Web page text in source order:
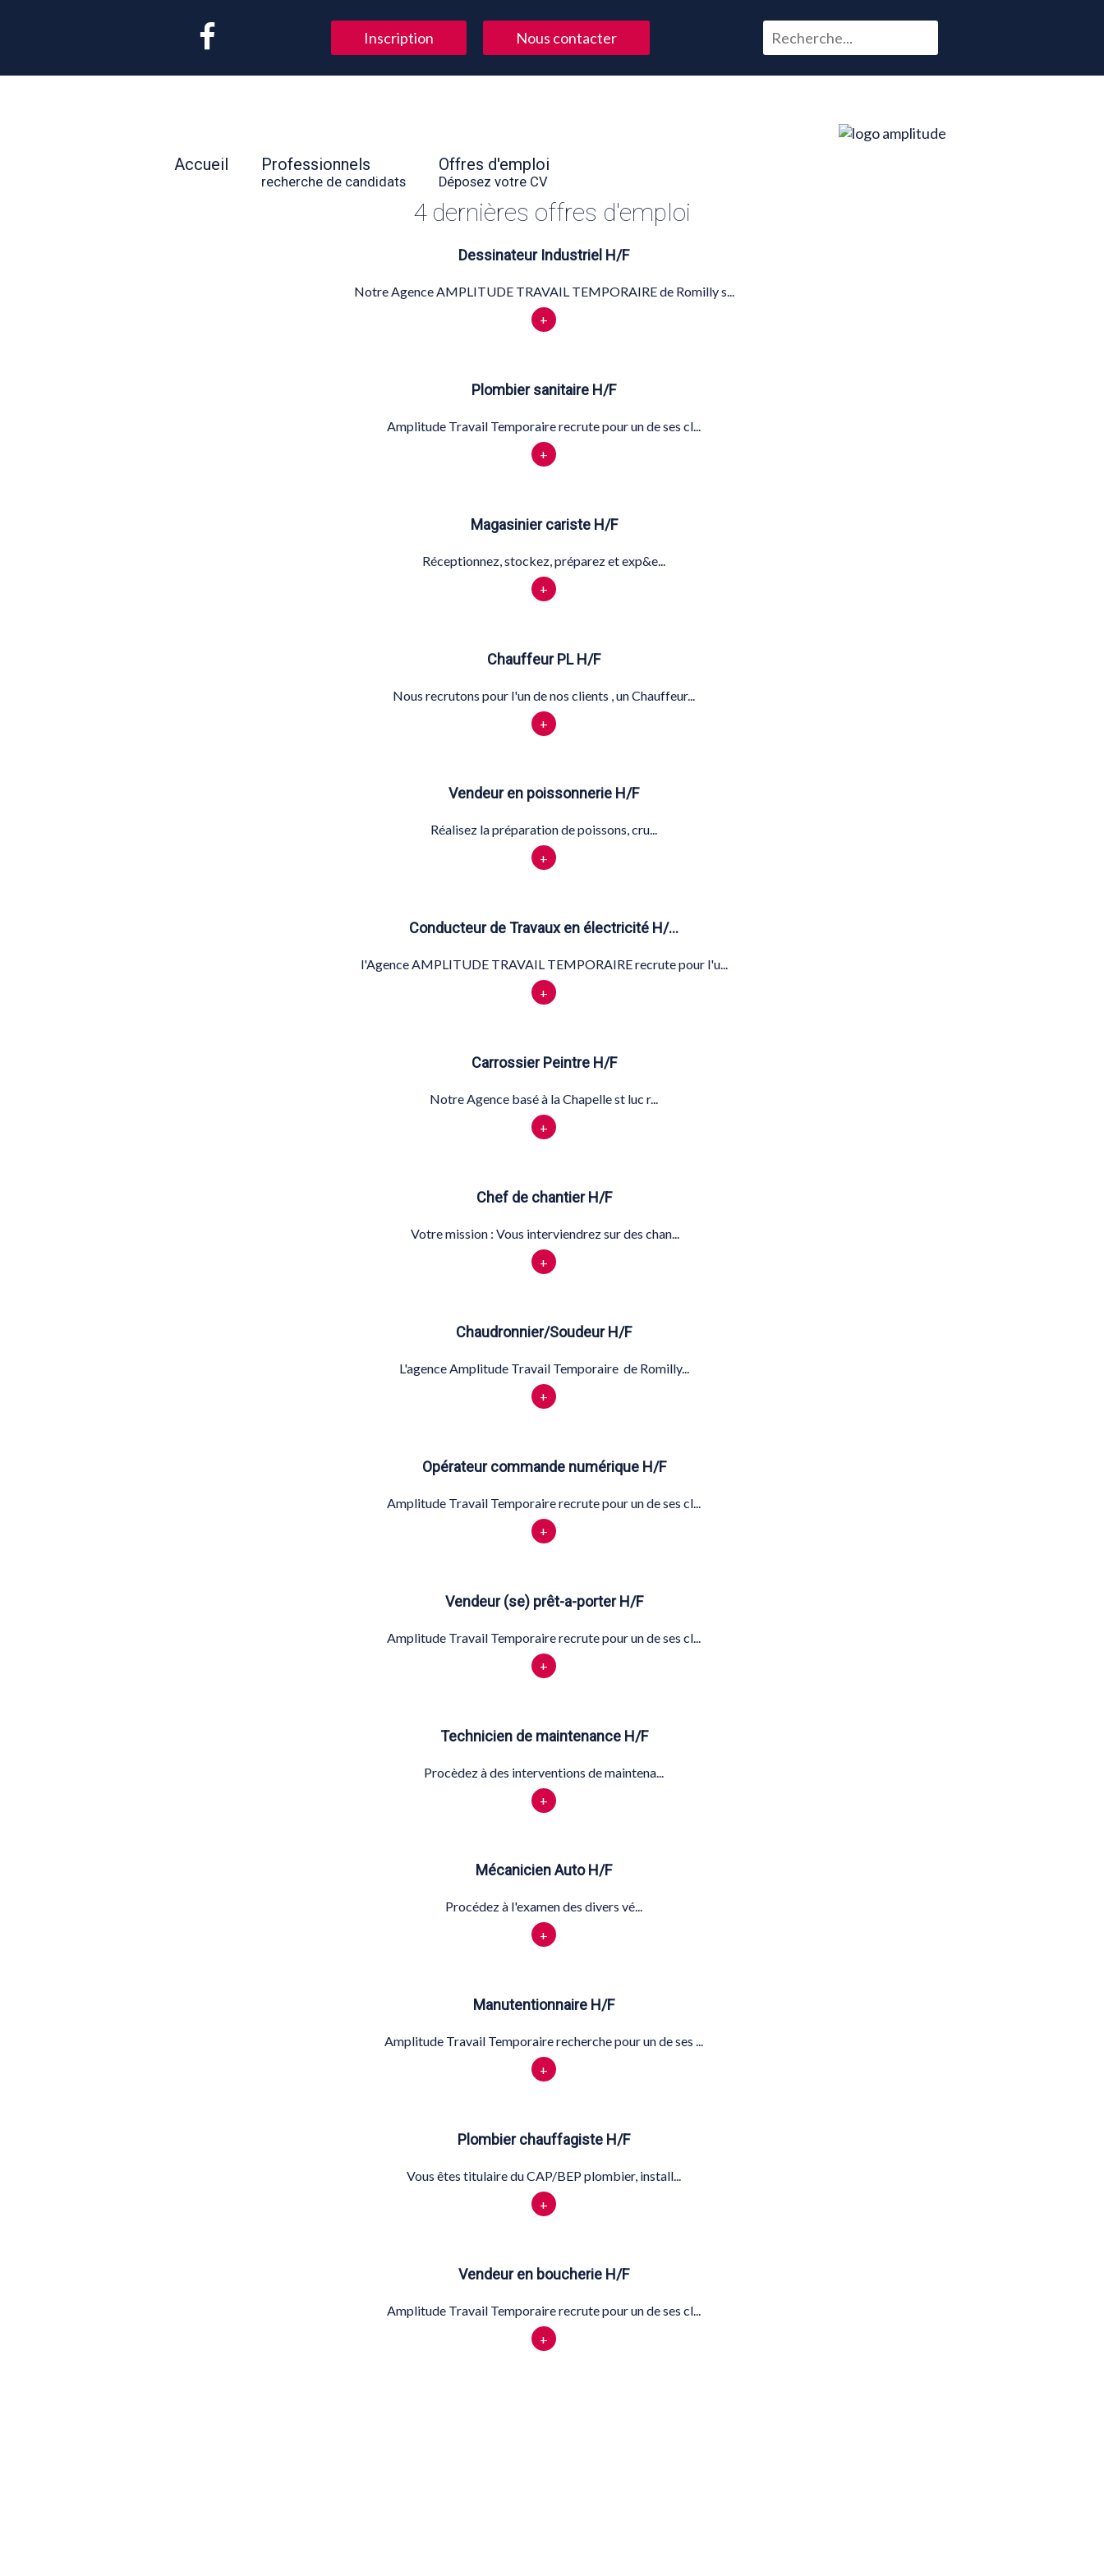
Inscription Nous contacter
Accueil Professionnels
recherche de candidats
Offres d'emploi
Déposez votre CV
4 dernières offres d'emploi
Dessinateur Industriel H/F
Notre Agence AMPLITUDE TRAVAIL TEMPORAIRE de Romilly s...
+
Plombier sanitaire H/F
Amplitude Travail Temporaire recrute pour un de ses cl...
+
Magasinier cariste H/F
Réceptionnez, stockez, préparez et exp&e...
+
Chauffeur PL H/F
Nous recrutons pour l'un de nos clients , un Chauffeur...
+
Vendeur en poissonnerie H/F
Réalisez la préparation de poissons, cru...
+
Conducteur de Travaux en électricité H/…
l'Agence AMPLITUDE TRAVAIL TEMPORAIRE recrute pour l'u...
+
Carrossier Peintre H/F
Notre Agence basé à la Chapelle st luc r...
+
Chef de chantier H/F
Votre mission : Vous interviendrez sur des chan...
+
Chaudronnier/Soudeur H/F
L'agence Amplitude Travail Temporaire de Romilly...
+
Opérateur commande numérique H/F
Amplitude Travail Temporaire recrute pour un de ses cl...
+
Vendeur (se) prêt-a-porter H/F
Amplitude Travail Temporaire recrute pour un de ses cl...
+
Technicien de maintenance H/F
Procèdez à des interventions de maintena...
+
Mécanicien Auto H/F
Procédez à l'examen des divers vé...
+
Manutentionnaire H/F
Amplitude Travail Temporaire recherche pour un de ses ...
+
Plombier chauffagiste H/F
Vous êtes titulaire du CAP/BEP plombier, install...
+
Vendeur en boucherie H/F
Amplitude Travail Temporaire recrute pour un de ses cl...
+